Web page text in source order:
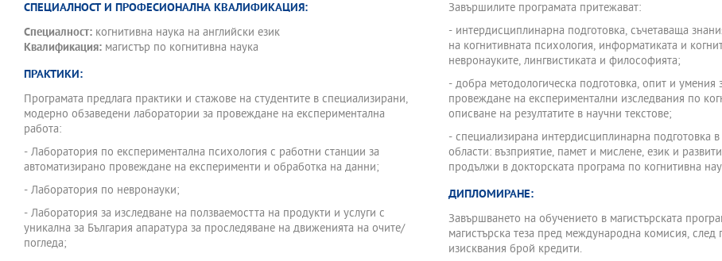
СПЕЦИАЛНОСТ И ПРОФЕСИОНАЛНА КВАЛИФИКАЦИЯ:
Специалност: когнитивна наука на английски език
Квалификация: магистър по когнитивна наука
ПРАКТИКИ:
Програмата предлага практики и стажове на студентите в специализирани,
модерно обзаведени лаборатории за провеждане на експериментална
работа:
- Лаборатория по експериментална психология с работни станции за
автоматизирано провеждане на експерименти и обработка на данни;
- Лаборатория по невронауки;
- Лаборатория за изследване на ползваемостта на продукти и услуги с
уникална за България апаратура за проследяване на движенията на очите/
погледа;
Завършилите програмата притежават:
- интердисциплинарна подготовка, съчетаваща
на когнитивната психология, информатиката и
невронауките, лингвистиката и философията;
- добра методологическа подготовка, опит и умения
провеждане на експериментални изследвания по
описване на резултатите в научни текстове;
- специализирана интердисциплинарна подготовка
области: възприятие, памет и мислене, език и
продължи в докторската програма по когнитивна
ДИПЛОМИРАНЕ:
Завършването на обучението в магистърската
магистърска теза пред международна комисия, след
изисквания брой кредити.